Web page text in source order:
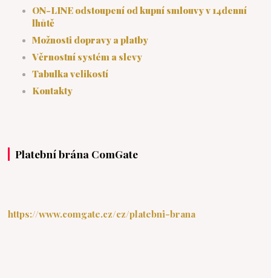
ON-LINE odstoupení od kupní smlouvy v 14denní
lhůtě
Možnosti dopravy a platby
Věrnostní systém a slevy
Tabulka velikostí
Kontakty
Platební brána ComGate
https://www.comgate.cz/cz/platebni-brana